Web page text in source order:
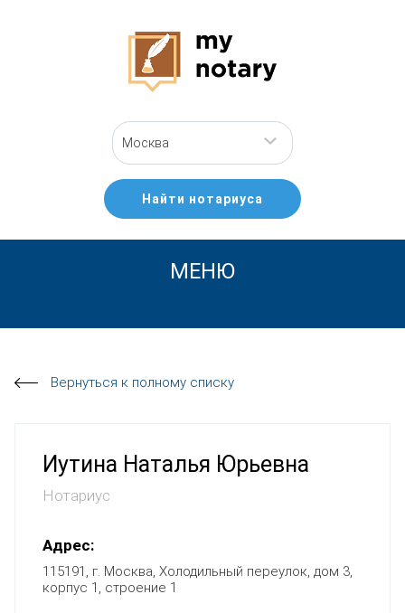
Москва
Найти нотариуса
МЕНЮ
Вернуться к полному списку
Иутина Наталья Юрьевна
Нотариус
Адрес:
115191, г. Москва, Холодильный переулок, дом 3,
корпус 1, строение 1